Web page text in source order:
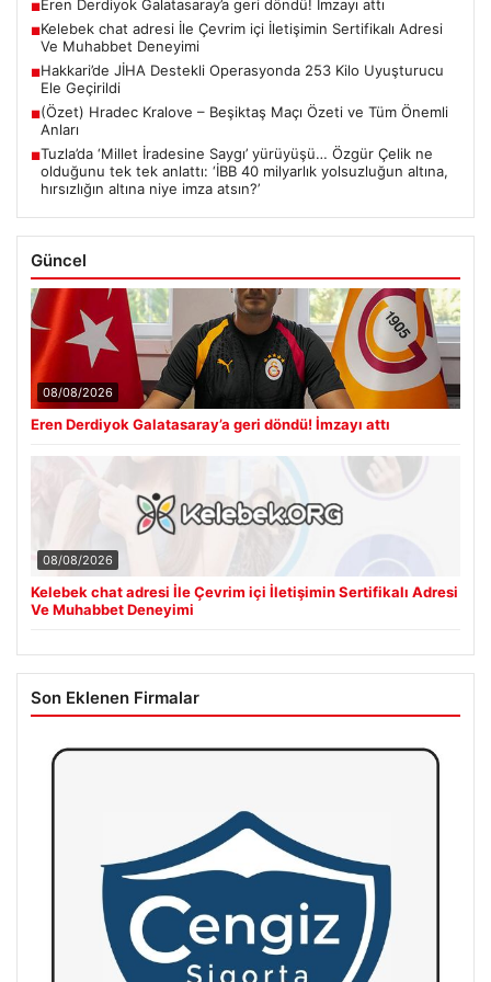
■Eren Derdiyok Galatasaray’a geri döndü! İmzayı attı
■Kelebek chat adresi İle Çevrim içi İletişimin Sertifikalı Adresi
Ve Muhabbet Deneyimi
■Hakkari’de JİHA Destekli Operasyonda 253 Kilo Uyuşturucu
Ele Geçirildi
■(Özet) Hradec Kralove – Beşiktaş Maçı Özeti ve Tüm Önemli
Anları
■Tuzla’da ‘Millet İradesine Saygı’ yürüyüşü… Özgür Çelik ne
olduğunu tek tek anlattı: ‘İBB 40 milyarlık yolsuzluğun altına,
hırsızlığın altına niye imza atsın?’
Güncel
08/08/2026
Eren Derdiyok Galatasaray’a geri döndü! İmzayı attı
08/08/2026
Kelebek chat adresi İle Çevrim içi İletişimin Sertifikalı Adresi
Ve Muhabbet Deneyimi
Son Eklenen Firmalar